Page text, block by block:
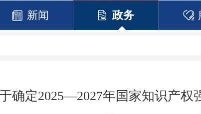
新闻 政务
确定2025—2027年国家知识产权